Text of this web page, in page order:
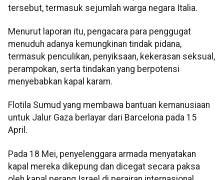
tersebut, termasuk sejumlah warga negara Italia.
Menurut laporan itu, pengacara para penggugat
menuduh adanya kemungkinan tindak pidana,
termasuk penculikan, penyiksaan, kekerasan seksual,
perampokan, serta tindakan yang berpotensi
menyebabkan kapal karam.
Flotila Sumud yang membawa bantuan kemanusiaan
untuk Jalur Gaza berlayar dari Barcelona pada 15
April.
Pada 18 Mei, penyelenggara armada menyatakan
kapal mereka dikepung dan dicegat secara paksa